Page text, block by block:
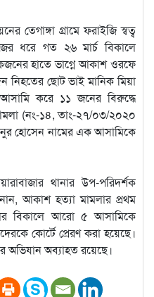
তেগাঙ্গা গ্রামে ফরাইজি স্বত্ব
ধরে গত ২৬ মার্চ বিকালে
হাতে ভাগ্নে আকাশ ওরফে
ছোট ভাই মানিক মিয়া
করে ১১ জনের বিরুদ্ধে
(নং-১৪, তাং-২৭/০৩/২০২০
হোসেন নামের এক আসামিকে
থানার উপ-পরিদর্শক
আকাশ হত্যা মামলার প্রথম
বিকালে আরো ৫ আসামিকে
কোর্টে প্রেরণ করা হয়েছে।
অভিযান অব্যাহত রয়েছে।